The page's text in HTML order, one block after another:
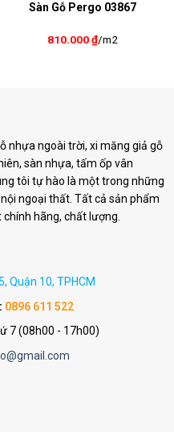
Sàn Gỗ Pergo 03867
810.000₫/m2
nhựa ngoài trời, xi măng giả gỗ
sàn nhựa, tấm ốp vân
tôi tự hào là một trong những
ngoại thất. Tất cả sản phẩm
hãng, chất lượng.
Quận 10, TPHCM
0896 611 522
7 (08h00 - 17h00)